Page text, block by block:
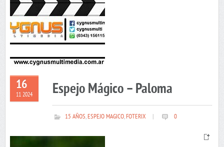
16
11 2024 Espejo Mágico – Paloma
15 AÑOS,ESPEJO MAGICO,FOTERIX 0